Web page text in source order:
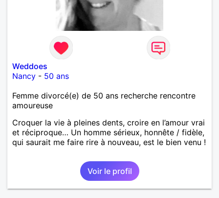
Weddoes
Nancy - 50 ans
Femme divorcé(e) de 50 ans recherche rencontre
amoureuse
Croquer la vie à pleines dents, croire en l’amour vrai
et réciproque… Un homme sérieux, honnête / fidèle,
qui saurait me faire rire à nouveau, est le bien venu !
Voir le profil